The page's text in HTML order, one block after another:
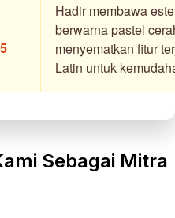
Hadir membawa
berwarna pastel
menyematkan fitur
Latin untuk
Sebagai Mitra